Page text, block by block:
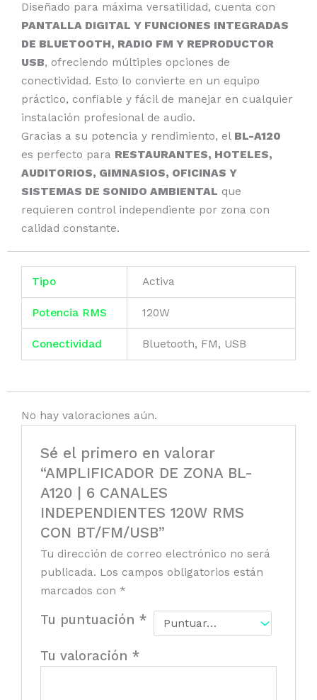
Diseñado para máxima versatilidad, cuenta con
PANTALLA DIGITAL Y FUNCIONES INTEGRADAS
DE BLUETOOTH, RADIO FM Y REPRODUCTOR
USB, ofreciendo múltiples opciones de
conectividad. Esto lo convierte en un equipo
práctico, confiable y fácil de manejar en cualquier
instalación profesional de audio.
Gracias a su potencia y rendimiento, el BL-A120
es perfecto para RESTAURANTES, HOTELES,
AUDITORIOS, GIMNASIOS, OFICINAS Y
SISTEMAS DE SONIDO AMBIENTAL que
requieren control independiente por zona con
calidad constante.
Tipo Activa
Potencia RMS 120W
Conectividad Bluetooth, FM, USB
No hay valoraciones aún.
Sé el primero en valorar
“AMPLIFICADOR DE ZONA BL-
A120 | 6 CANALES
INDEPENDIENTES 120W RMS
CON BT/FM/USB”
Tu dirección de correo electrónico no será
publicada. Los campos obligatorios están
marcados con *
Tu puntuación *
Tu valoración *